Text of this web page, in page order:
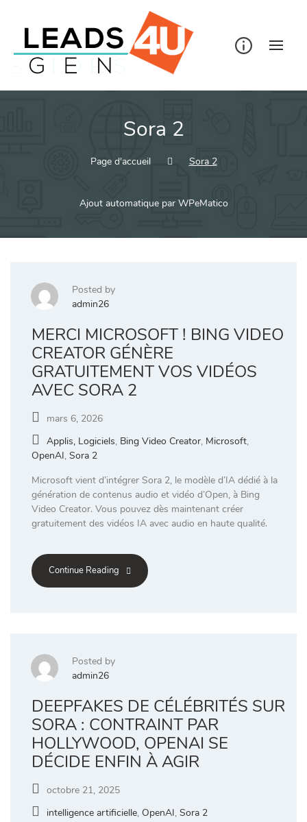
Sora 2
Page d'accueil Sora 2
Ajout automatique par WPeMatico
Posted by
admin26
MERCI MICROSOFT ! BING VIDEO
CREATOR GÉNÈRE
GRATUITEMENT VOS VIDÉOS
AVEC SORA 2
mars 6, 2026
Applis, Logiciels, Bing Video Creator, Microsoft,
OpenAI, Sora 2
Microsoft vient d’intégrer Sora 2, le modèle d’IA dédié à la
génération de contenus audio et vidéo d’Open, à Bing
Video Creator. Vous pouvez dès maintenant créer
gratuitement des vidéos IA avec audio en haute qualité.
Continue Reading
Posted by
admin26
DEEPFAKES DE CÉLÉBRITÉS SUR
SORA : CONTRAINT PAR
HOLLYWOOD, OPENAI SE
DÉCIDE ENFIN À AGIR
octobre 21, 2025
intelligence artificielle, OpenAI, Sora 2